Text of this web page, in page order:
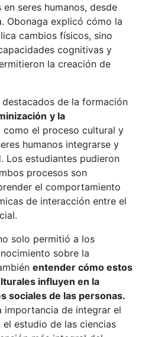
seres humanos, desde
Obonaga explicó cómo la
cambios físicos, sino
cognitivas y
la creación de
de la formación
y la
como el proceso cultural y
humanos integrarse y
Los estudiantes pudieron
procesos son
el comportamiento
de interacción entre el
solo permitió a los
sobre la
entender cómo estos
influyen en la
sociales de las personas.
importancia de integrar el
estudio de las ciencias